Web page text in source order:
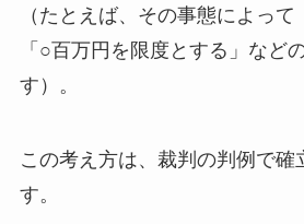
（たとえば、その事態によって
「○百万円を限度とする」など
す）。
この考え方は、裁判の判例で確
す。